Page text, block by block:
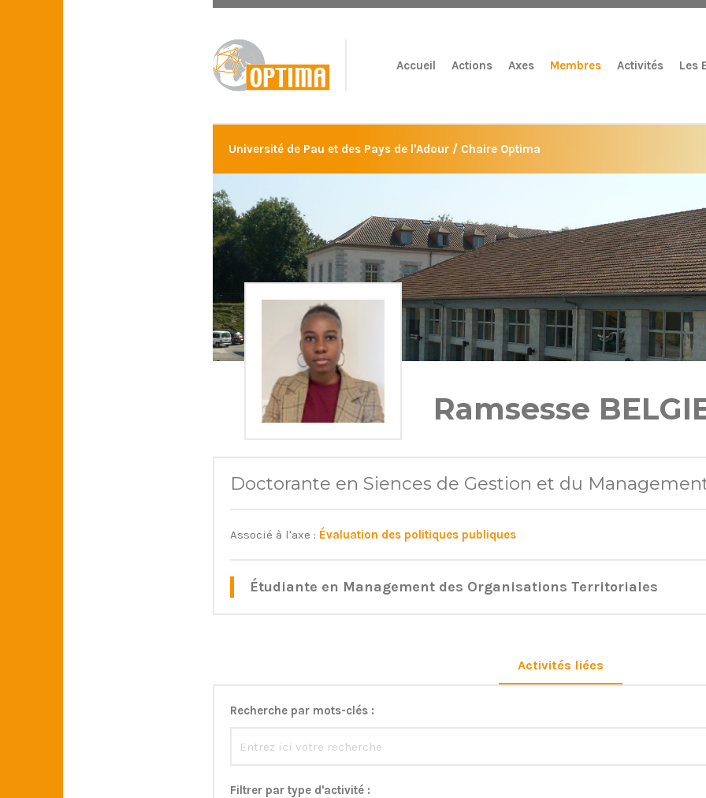
Accueil Actions Axes Membres Activités Les
Université de Pau et des Pays de l'Adour / Chaire Optima
Ramsesse
Doctorante en Siences de Gestion et du
Associé à l'axe : Évaluation des politiques publiques
Étudiante en Management des Organisations Territoriales
Activités liées
Recherche par mots-clés :
Filtrer par type d'activité :